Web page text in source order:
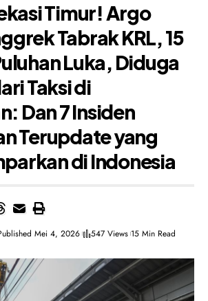
Timur! Argo
Tabrak KRL, 15
Luka, Diduga
Taksi di
Dan 7 Insiden
Terupdate yang
di Indonesia
Mei 4, 2026 547 Views 15 Min Read